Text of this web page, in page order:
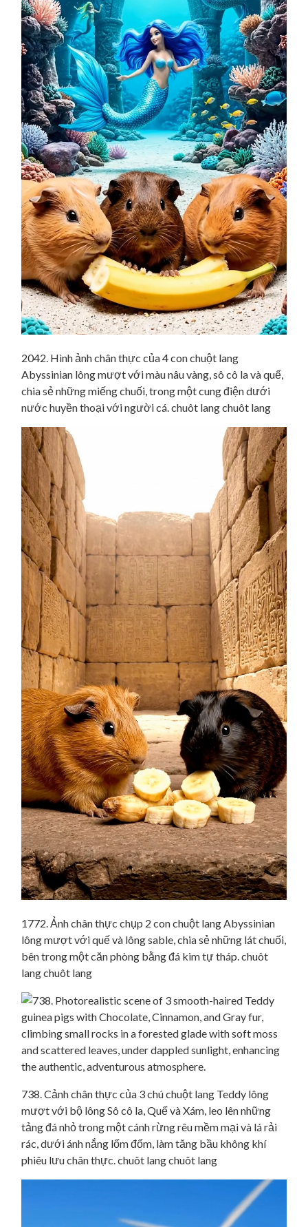
2042. Hình ảnh chân thực của 4 con chuột lang
Abyssinian lông mượt với màu nâu vàng, sô cô la và quế,
chia sẻ những miếng chuối, trong một cung điện dưới
nước huyền thoại với người cá. chuôt lang chuôt lang
1772. Ảnh chân thực chụp 2 con chuột lang Abyssinian
lông mượt với quế và lông sable, chia sẻ những lát chuối,
bên trong một căn phòng bằng đá kim tự tháp. chuôt
lang chuôt lang
738. Cảnh chân thực của 3 chú chuột lang Teddy lông
mượt với bộ lông Sô cô la, Quế và Xám, leo lên những
tảng đá nhỏ trong một cánh rừng rêu mềm mại và lá rải
rác, dưới ánh nắng lốm đốm, làm tăng bầu không khí
phiêu lưu chân thực. chuôt lang chuôt lang